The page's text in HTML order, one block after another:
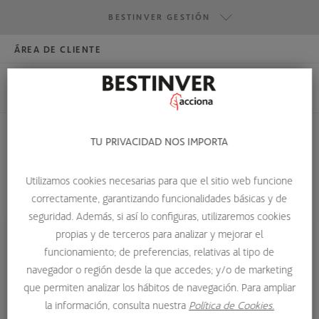
BESTINVER GESTIÓN
BESTINVER SECURITIES
ÁREA DE CLIENTE
HOME
GLOSARIO DE TÉRMINOS
BOLETÍN DE COTIZACIÓN OFICIAL
Boletín de cotización oficial
Publicación de las Bolsas de valores, que con carácter
TU PRIVACIDAD NOS IMPORTA
Utilizamos cookies necesarias para que el sitio web funcione
correctamente, garantizando funcionalidades básicas y de
seguridad. Además, si así lo configuras, utilizaremos cookies
propias y de terceros para analizar y mejorar el
funcionamiento; de preferencias, relativas al tipo de
navegador o región desde la que accedes; y/o de marketing
que permiten analizar los hábitos de navegación. Para ampliar
la información, consulta nuestra Política de Cookies.